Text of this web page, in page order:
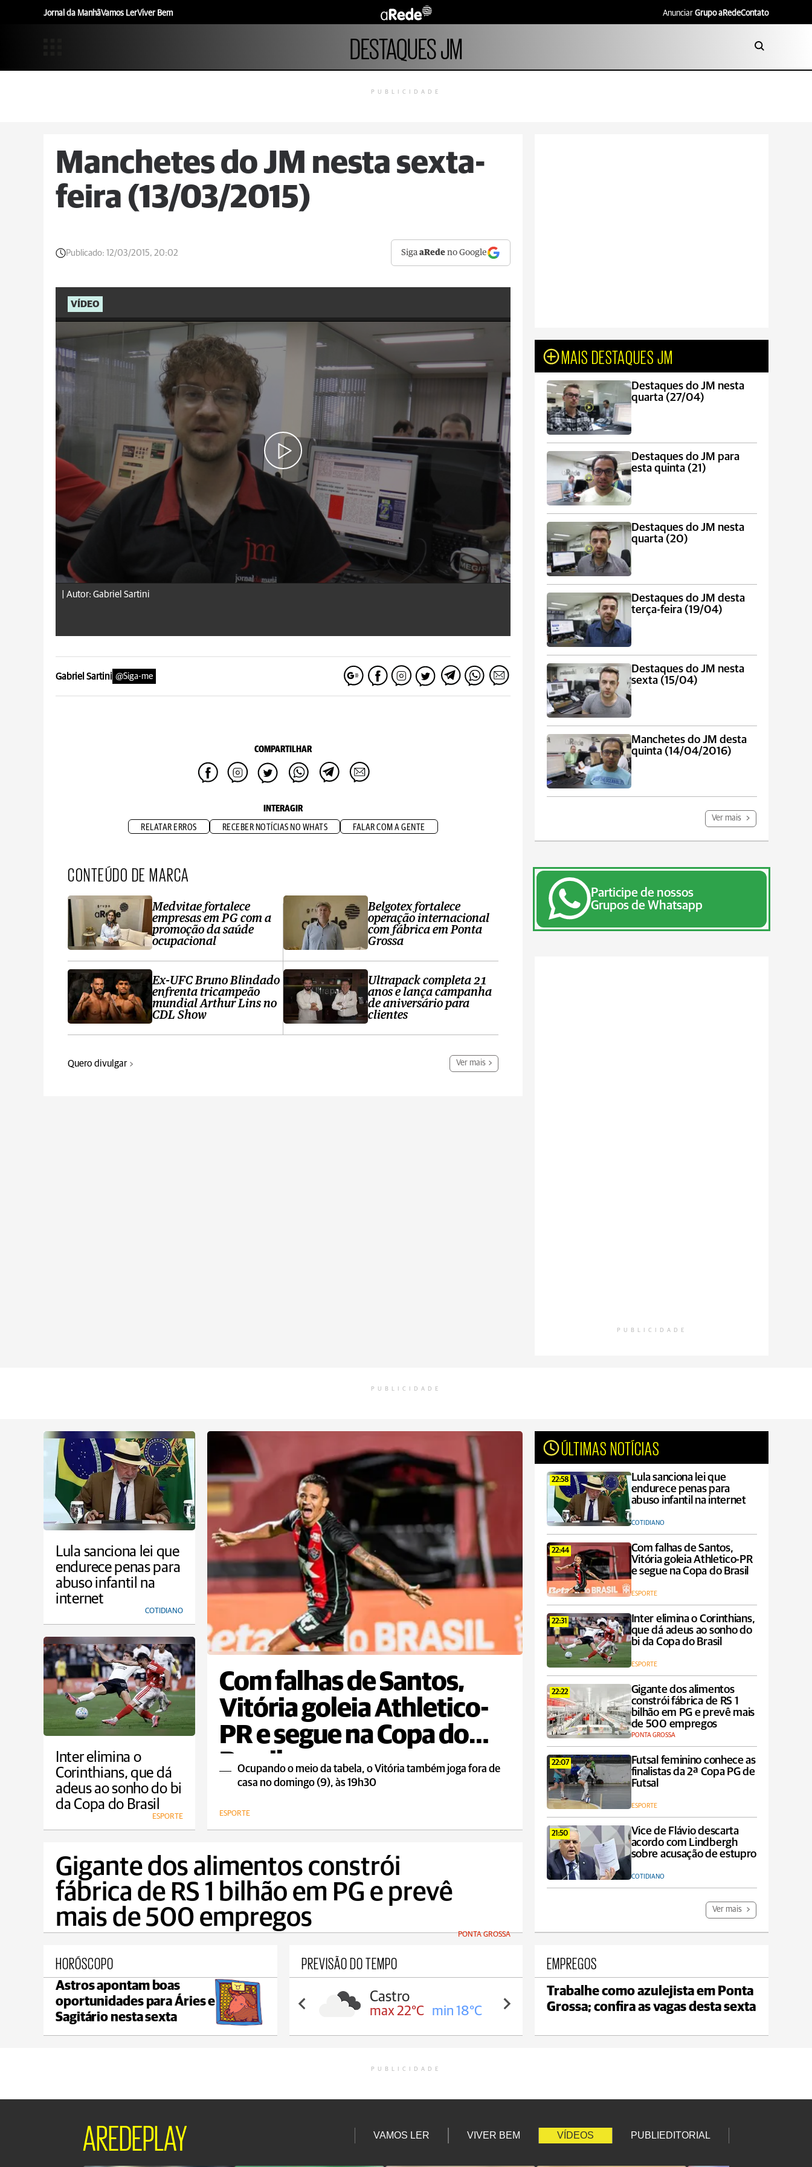
Jornal da ManhãVamos LerViver Bem Anunciar Grupo aRedeContato
DESTAQUES JM
PUBLICIDADE
Manchetes do JM nesta sexta-
feira (13/03/2015)
Publicado: 12/03/2015, 20:02 SigaaRede no Google
VÍDEO
Autor: Gabriel Sartini
Gabriel Sartini @Siga-me
COMPARTILHAR
INTERAGIR
RELATAR ERROS RECEBER NOTÍCIAS NO WHATS FALAR COM A GENTE
CONTEÚDO DE MARCA
Medvitae fortalece
empresas em PG com a
promoção da saúde
ocupacional
Ex-UFC Bruno Blindado
enfrenta tricampeão
mundial Arthur Lins no
CDL Show
Belgotex fortalece
operação internacional
com fábrica em Ponta
Grossa
Ultrapack completa 21
anos e lança campanha
de aniversário para
clientes
Quero divulgar Ver mais
MAIS DESTAQUES JM
Destaques do JM nesta
quarta (27/04)
Destaques do JM para
esta quinta (21)
Destaques do JM nesta
quarta (20)
Destaques do JM desta
terça-feira (19/04)
Destaques do JM nesta
sexta (15/04)
Manchetes do JM desta
quinta (14/04/2016)
Ver mais
Participe de nossos
Grupos de Whatsapp
PUBLICIDADE
PUBLICIDADE
Lula sanciona lei que
endurece penas para
abuso infantil na
internet
COTIDIANO
Com falhas de Santos,
Vitória goleia Athletico-
PR e segue na Copa do
Brasil
Ocupando o meio da tabela, o Vitória também joga fora de
casa no domingo (9), às 19h30
ESPORTE
ÚLTIMAS NOTÍCIAS
22:58
Lula sanciona lei que
endurece penas para
abuso infantil na internet
COTIDIANO
22:44
Com falhas de Santos,
Vitória goleia Athletico-PR
e segue na Copa do Brasil
ESPORTE
22:31
Inter elimina o Corinthians,
que dá adeus ao sonho do
bi da Copa do Brasil
ESPORTE
22:22
Gigante dos alimentos
constrói fábrica de RS 1
bilhão em PG e prevê mais
de 500 empregos
PONTA GROSSA
22:07
Futsal feminino conhece as
finalistas da 2ª Copa PG de
Futsal
ESPORTE
21:50
Vice de Flávio descarta
acordo com Lindbergh
sobre acusação de estupro
COTIDIANO
Ver mais
Inter elimina o
Corinthians, que dá
adeus ao sonho do bi
da Copa do Brasil
ESPORTE
Gigante dos alimentos constrói
fábrica de RS 1 bilhão em PG e prevê
mais de 500 empregos
PONTA GROSSA
HORÓSCOPO
Astros apontam boas
oportunidades para Áries e
Sagitário nesta sexta
PREVISÃO DO TEMPO
Castro
max 22°C min 18°C
Carambeí
max 21°C min 18°C
Jaguariaíva
max 22°C min 19°C
EMPREGOS
Trabalhe como azulejista em Ponta
Grossa; confira as vagas desta sexta
PUBLICIDADE
AREDEPLAY VAMOS LER VIVER BEM VÍDEOS PUBLIEDITORIAL